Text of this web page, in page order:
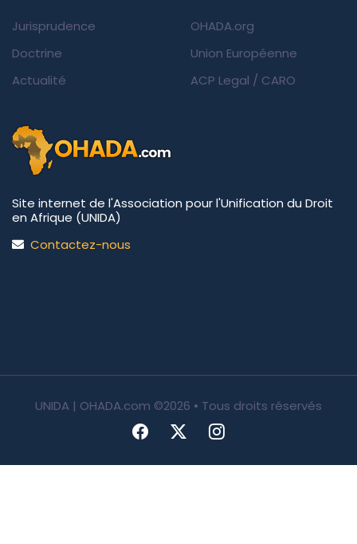
Jurisprudence
Doctrine
Actualité
OHADA.org
Union Européenne
ACP Legal / CARO
Site internet de l'Association pour l'Unification du Droit
en Afrique (UNIDA)
Contactez-nous
UNIDA | OHADA.com ©2026 • Tous droits réservés